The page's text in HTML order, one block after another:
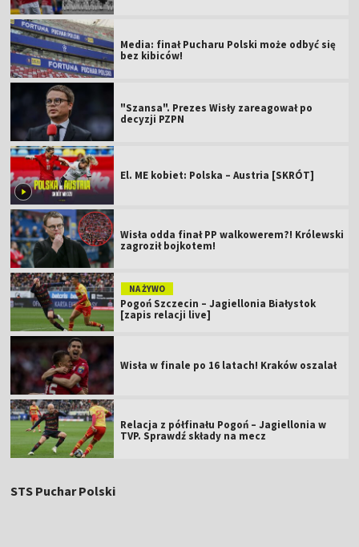
Media: finał Pucharu Polski może odbyć się
bez kibiców!
"Szansa". Prezes Wisły zareagował po
decyzji PZPN
El. ME kobiet: Polska – Austria [SKRÓT]
Wisła odda finał PP walkowerem?! Królewski
zagroził bojkotem!
NA ŻYWO
Pogoń Szczecin – Jagiellonia Białystok
[zapis relacji live]
Wisła w finale po 16 latach! Kraków oszalał
Relacja z półfinału Pogoń – Jagiellonia w
TVP. Sprawdź składy na mecz
STS Puchar Polski